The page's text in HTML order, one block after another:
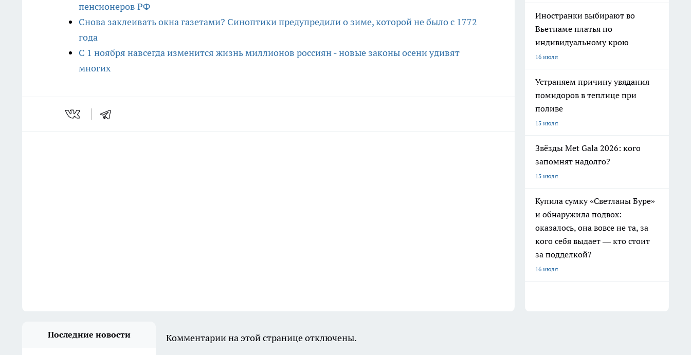
пенсионеров РФ
Снова заклеивать окна газетами? Синоптики предупредили о зиме, которой не было с 1772
года
С 1 ноября навсегда изменится жизнь миллионов россиян - новые законы осени удивят
многих
Иностранки выбирают во
Вьетнаме платья по
индивидуальному крою
16 июля
Устраняем причину увядания
помидоров в теплице при
поливе
15 июля
Звёзды Met Gala 2026: кого
запомнят надолго?
15 июля
Купила сумку «Светланы Буре»
и обнаружила подвох:
оказалось, она вовсе не та, за
кого себя выдает — кто стоит
за подделкой?
16 июля
Последние новости Комментарии на этой странице отключены.